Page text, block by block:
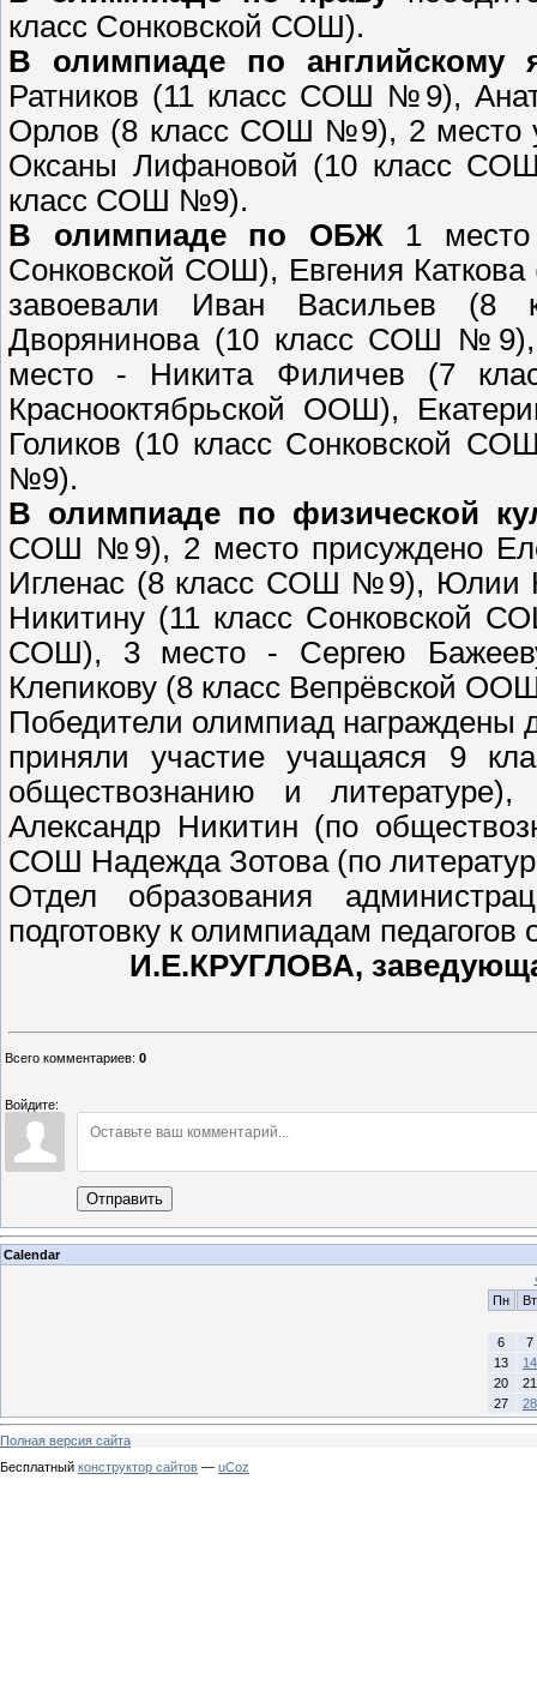
класс Сонковской СОШ).
В олимпиаде по английскому
Ратников (11 класс СОШ №9),
Орлов (8 класс СОШ №9), 2 место
Оксаны Лифановой (10 класс
класс СОШ №9).
В олимпиаде по ОБЖ 1 место
Сонковской СОШ), Евгения
завоевали Иван Васильев (8
Дворянинова (10 класс СОШ
место - Никита Филичев (7
Краснооктябрьской ООШ),
Голиков (10 класс Сонковской
№9).
В олимпиаде по физической
СОШ №9), 2 место присуждено
Игленас (8 класс СОШ №9), Юлии
Никитину (11 класс Сонковской
СОШ), 3 место - Сергею
Клепикову (8 класс Вепрёвской
Победители олимпиад награждены
приняли участие учащаяся 9
обществознанию и
Александр Никитин (по
СОШ Надежда Зотова (по
Отдел образования
подготовку к олимпиадам
И.Е.КРУГЛОВА,
Всего комментариев: 0
Войдите:
Отправить
Calendar
Пн
Вт
6
7
13
14
20
21
27
28
Полная версия сайта
Бесплатный конструктор сайтов — uCoz